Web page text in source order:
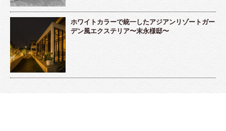
ホワイトカラーで統一したアジアンリゾートガー
デン風エクステリア〜末永様邸〜